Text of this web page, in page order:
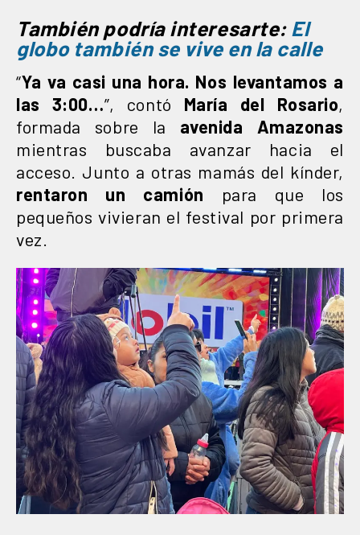
También podría interesarte: El
globo también se vive en la calle
“Ya va casi una hora. Nos levantamos a
las 3:00…”, contó María del Rosario,
formada sobre la avenida Amazonas
mientras buscaba avanzar hacia el
acceso. Junto a otras mamás del kínder,
rentaron un camión para que los
pequeños vivieran el festival por primera
vez.